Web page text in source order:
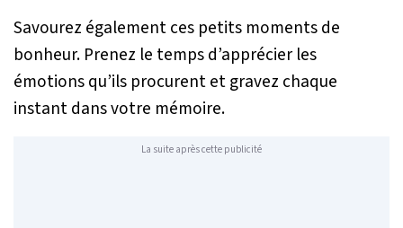
Savourez également ces petits moments de
bonheur. Prenez le temps d’apprécier les
émotions qu’ils procurent et gravez chaque
instant dans votre mémoire.
La suite après cette publicité